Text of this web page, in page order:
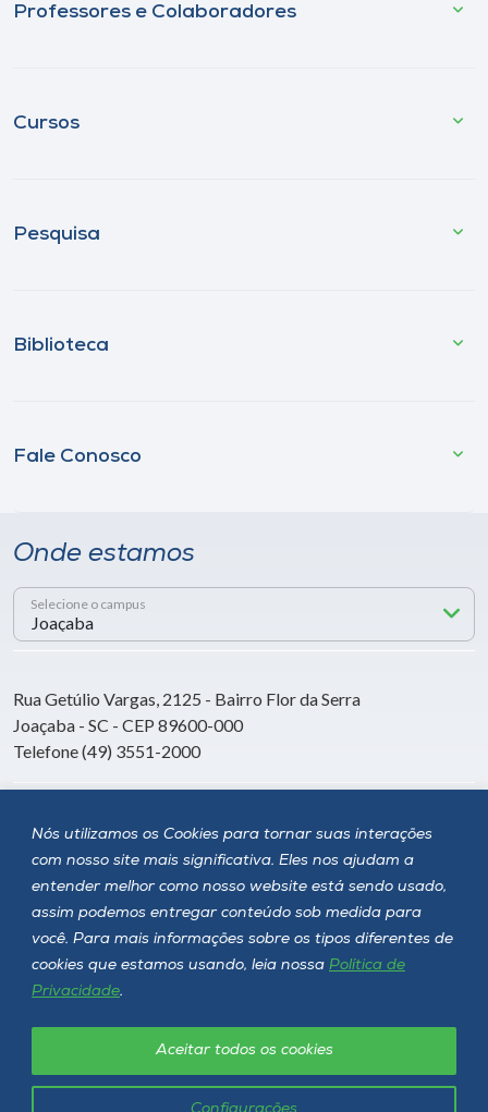
Nós utilizamos os Cookies para tornar suas interações
com nosso site mais significativa. Eles nos ajudam a
entender melhor como nosso website está sendo usado,
assim podemos entregar conteúdo sob medida para
você. Para mais informações sobre os tipos diferentes de
cookies que estamos usando, leia nossa Política de
Privacidade.
Configurações
Aceitar todos os cookies
Professores e Colaboradores
Cursos
Pesquisa
Biblioteca
Fale Conosco
Onde estamos
Selecione o campus
Rua Getúlio Vargas, 2125 - Bairro Flor da Serra
Joaçaba - SC - CEP 89600-000
Telefone (49) 3551-2000
Siga a Unoesc
Unoesc © 2026 - Todos os direitos reservados
Política de privacidade LGPD